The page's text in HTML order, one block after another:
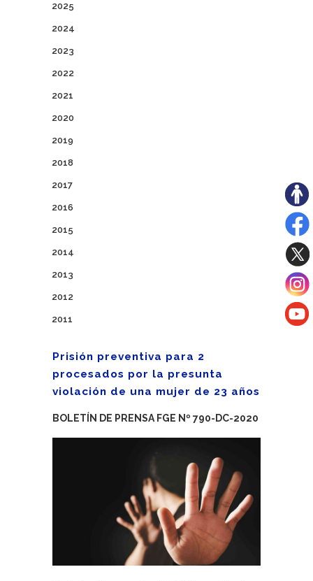
2025
2024
2023
2022
2021
2020
2019
2018
2017
2016
2015
2014
2013
2012
2011
Prisión preventiva para 2
procesados por la presunta
violación de una mujer de 23 años
BOLETÍN DE PRENSA FGE Nº 790-DC-2020